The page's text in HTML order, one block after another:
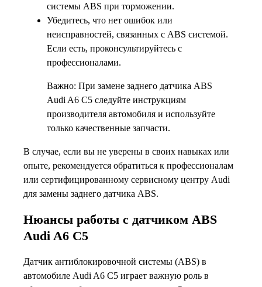
системы ABS при торможении.
Убедитесь, что нет ошибок или
неисправностей, связанных с ABS системой.
Если есть, проконсультируйтесь с
профессионалами.
Важно: При замене заднего датчика ABS
Audi A6 C5 следуйте инструкциям
производителя автомобиля и используйте
только качественные запчасти.
В случае, если вы не уверены в своих навыках или
опыте, рекомендуется обратиться к профессионалам
или сертифицированному сервисному центру Audi
для замены заднего датчика ABS.
Нюансы работы с датчиком ABS
Audi A6 C5
Датчик антиблокировочной системы (ABS) в
автомобиле Audi A6 C5 играет важную роль в